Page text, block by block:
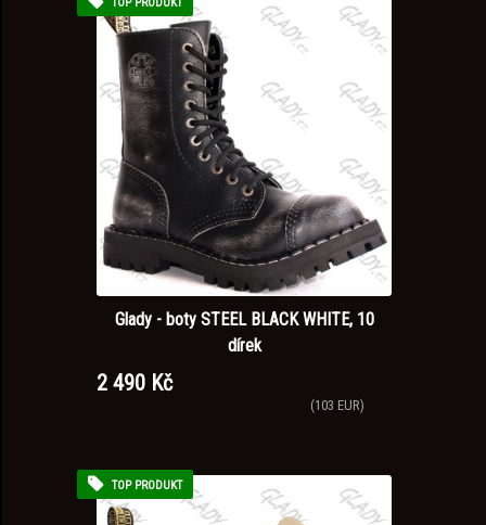
Glady - boty STEEL BLACK WHITE, 10
dírek
2 490 Kč
(103 EUR)
TOP PRODUKT